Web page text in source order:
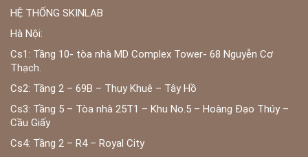
HỆ THỐNG SKINLAB
Hà Nội:
Cs1: Tầng 10- tòa nhà MD Complex Tower- 68 Nguyễn Cơ
Thạch.
Cs2: Tầng 2 – 69B – Thụy Khuê – Tây Hồ
Cs3: Tầng 5 – Tòa nhà 25T1 – Khu No.5 – Hoàng Đạo Thúy –
Cầu Giấy
Cs4: Tầng 2 – R4 – Royal City